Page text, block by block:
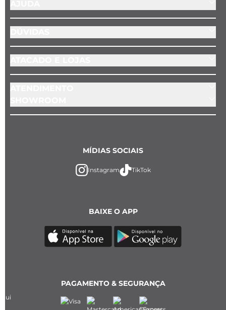
BAIXE O APP
MÍDIAS SOCIAIS
Instagram TikTok
PAGAMENTO & SEGURANÇA